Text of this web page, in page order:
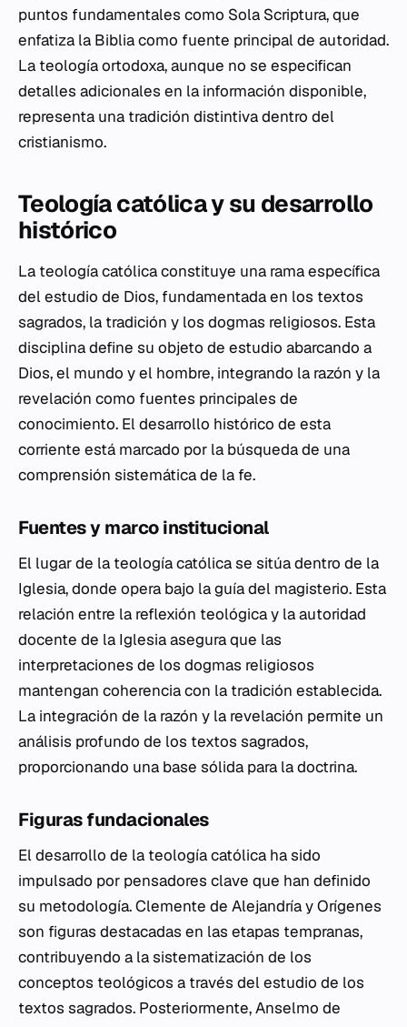
puntos fundamentales como Sola Scriptura, que
enfatiza la Biblia como fuente principal de autoridad.
La teología ortodoxa, aunque no se especifican
detalles adicionales en la información disponible,
representa una tradición distintiva dentro del
cristianismo.
Teología católica y su desarrollo
histórico
La teología católica constituye una rama específica
del estudio de Dios, fundamentada en los textos
sagrados, la tradición y los dogmas religiosos. Esta
disciplina define su objeto de estudio abarcando a
Dios, el mundo y el hombre, integrando la razón y la
revelación como fuentes principales de
conocimiento. El desarrollo histórico de esta
corriente está marcado por la búsqueda de una
comprensión sistemática de la fe.
Fuentes y marco institucional
El lugar de la teología católica se sitúa dentro de la
Iglesia, donde opera bajo la guía del magisterio. Esta
relación entre la reflexión teológica y la autoridad
docente de la Iglesia asegura que las
interpretaciones de los dogmas religiosos
mantengan coherencia con la tradición establecida.
La integración de la razón y la revelación permite un
análisis profundo de los textos sagrados,
proporcionando una base sólida para la doctrina.
Figuras fundacionales
El desarrollo de la teología católica ha sido
impulsado por pensadores clave que han definido
su metodología. Clemente de Alejandría y Orígenes
son figuras destacadas en las etapas tempranas,
contribuyendo a la sistematización de los
conceptos teológicos a través del estudio de los
textos sagrados. Posteriormente, Anselmo de